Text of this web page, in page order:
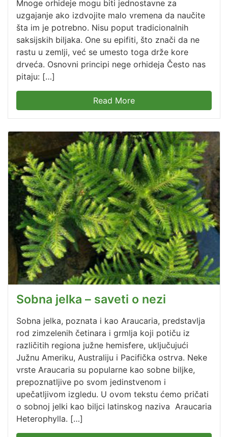
Mnoge orhideje mogu biti jednostavne za
uzgajanje ako izdvojite malo vremena da naučite
šta im je potrebno. Nisu poput tradicionalnih
saksijskih biljaka. One su epifiti, što znači da ne
rastu u zemlji, već se umesto toga drže kore
drveća. Osnovni principi nege orhideja Često nas
pitaju: […]
Read More
Sobna jelka – saveti o nezi
Sobna jelka, poznata i kao Araucaria, predstavlja
rod zimzelenih četinara i grmlja koji potiču iz
različitih regiona južne hemisfere, uključujući
Južnu Ameriku, Australiju i Pacifička ostrva. Neke
vrste Araucaria su popularne kao sobne biljke,
prepoznatljive po svom jedinstvenom i
upečatljivom izgledu. U ovom tekstu ćemo pričati
o sobnoj jelki kao biljci latinskog naziva Araucaria
Heterophylla. […]